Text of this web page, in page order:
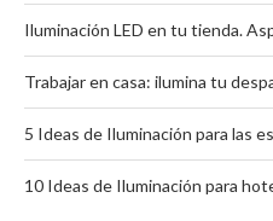
Iluminación LED en tu tienda.
Trabajar en casa: ilumina tu
5 Ideas de Iluminación para las
10 Ideas de Iluminación para